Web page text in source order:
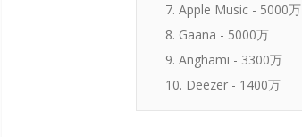
7. Apple Music - 5000万
8. Gaana - 5000万
9. Anghami - 3300万
10. Deezer - 1400万